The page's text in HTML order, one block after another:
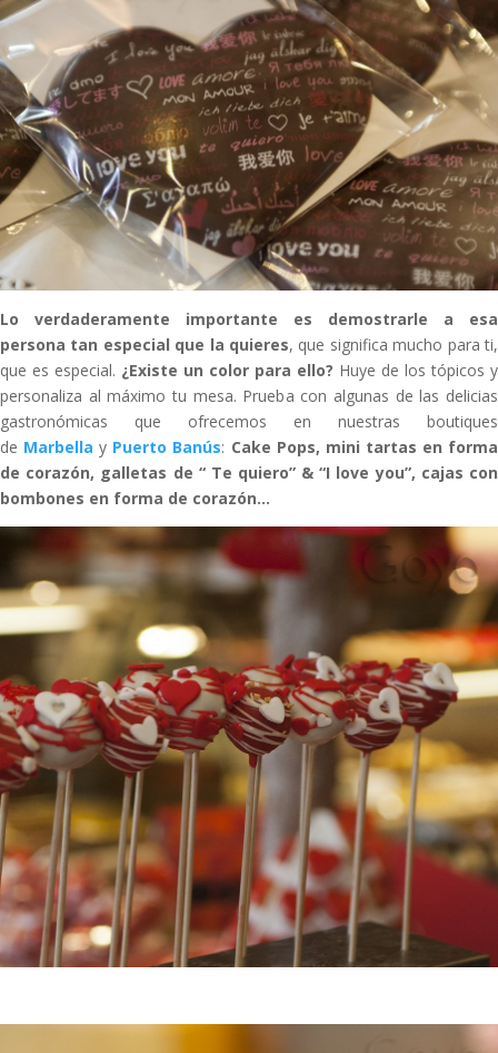
Lo verdaderamente importante es demostrarle a esa
persona tan especial que la quieres, que significa mucho para ti,
que es especial. ¿Existe un color para ello? Huye de los tópicos y
personaliza al máximo tu mesa. Prueba con algunas de las delicias
gastronómicas que ofrecemos en nuestras boutiques
de Marbella y Puerto Banús: Cake Pops, mini tartas en forma
de corazón, galletas de “ Te quiero” & “I love you”, cajas con
bombones en forma de corazón…